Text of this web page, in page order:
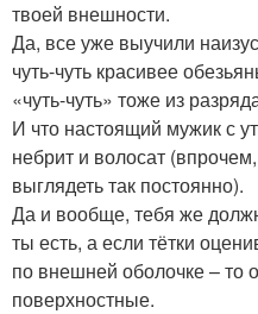
твоей внешности.
Да, все уже выучили
чуть-чуть красивее
«чуть-чуть» тоже из
И что настоящий мужик с
небрит и волосат
выглядеть так постоянно).
Да и вообще, тебя же
ты есть, а если тётки
по внешней оболочке – то
поверхностные.